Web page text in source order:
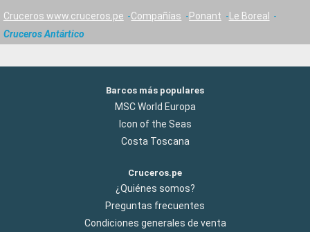
Cruceros www.cruceros.pe Compañías Ponant
Le Boreal
Cruceros Antártico
Barcos más populares
MSC World Europa
Icon of the Seas
Costa Toscana
Cruceros.pe
¿Quiénes somos?
Preguntas frecuentes
Condiciones generales de venta